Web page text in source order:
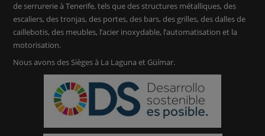
de serrurerie à Tenerife, tels que des structures métalliques, des
escaliers, des tronjas, des portes, des bars, des grilles, des dalles de
caillebotis, des meubles, l’acier inoxydable, l’automatisation et la
motorisation.
Nous avons des Sièges à La Laguna et Güímar.